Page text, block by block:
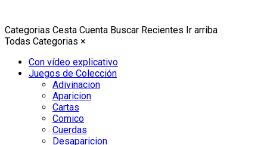
Categorias Cesta Cuenta Buscar Recientes Ir arriba
Todas Categorias ×
Con vídeo explicativo
Juegos de Colección
Adivinacion
Aparicion
Cartas
Comico
Cuerdas
Desaparicion